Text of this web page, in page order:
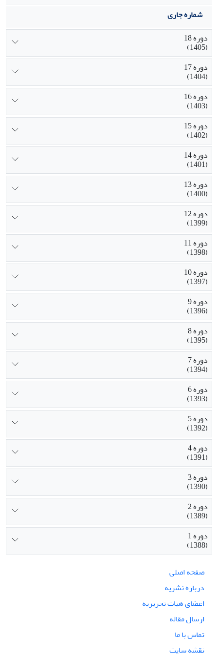
شماره جاری
دوره 18
(1405)
دوره 17
(1404)
دوره 16
(1403)
دوره 15
(1402)
دوره 14
(1401)
دوره 13
(1400)
دوره 12
(1399)
دوره 11
(1398)
دوره 10
(1397)
دوره 9
(1396)
دوره 8
(1395)
دوره 7
(1394)
دوره 6
(1393)
دوره 5
(1392)
دوره 4
(1391)
دوره 3
(1390)
دوره 2
(1389)
دوره 1
(1388)
صفحه اصلی
درباره نشریه
اعضای هیات تحریریه
ارسال مقاله
تماس با ما
نقشه سایت